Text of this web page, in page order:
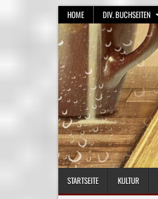
HOME DIV. BUCHSEITEN
STARTSEITE KULTUR